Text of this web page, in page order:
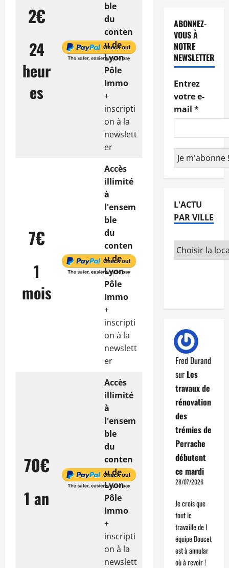
2€
24
heur
es
ble
du
conten
u de
Lyon
Pôle
Immo
+
inscripti
on à la
newslett
er
7€
1
mois
Accès
illimité
à
l'ensem
ble
du
conten
u de
Lyon
Pôle
Immo
+
inscripti
on à la
newslett
er
70€
1 an
Accès
illimité
à
l'ensem
ble
du
conten
u de
Lyon
Pôle
Immo
+
inscripti
on à la
newslett
ABONNEZ-
VOUS À
NOTRE
NEWSLETTER
Entrez
votre e-
mail *
L'ACTU
PAR VILLE
Fred Durand
sur Les
travaux de
rénovation
des
trémies de
Perrache
débutent
ce mardi
28/07/2026
Je crois que
tout le
travaille de l
équipe Doucet
est à annular
où à revoir !